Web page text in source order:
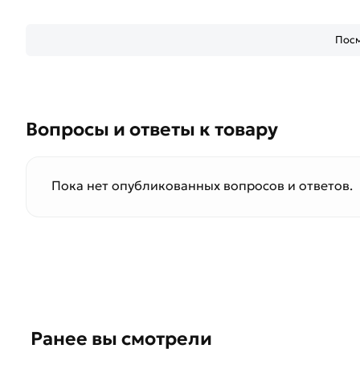
Вопросы и ответы к товару
Пока нет опубликованных вопросов и ответов.
Ранее вы смотрели